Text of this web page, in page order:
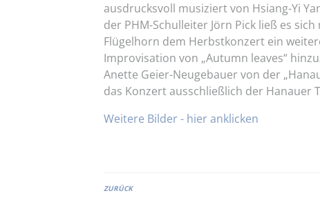
ausdrucksvoll musiziert von Hsiang-Yi
der PHM-Schulleiter Jörn Pick ließ es
Flügelhorn dem Herbstkonzert ein
Improvisation von „Autumn leaves“
Anette Geier-Neugebauer von der
das Konzert ausschließlich der Hanauer
Weitere Bilder - hier anklicken
ZURÜCK